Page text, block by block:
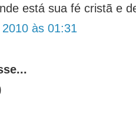
está sua fé cristã e
às 01:31